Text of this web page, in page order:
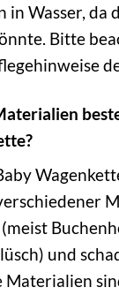
in Wasser, da
Bitte
und
Materialien